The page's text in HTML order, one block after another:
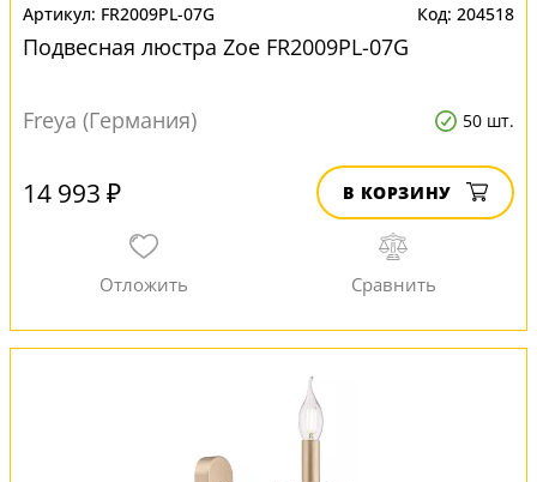
FR2009PL-07G 204518
Подвесная люстра Zoe FR2009PL-07G
Freya (Германия) 50 шт.
14 993 ₽ В КОРЗИНУ